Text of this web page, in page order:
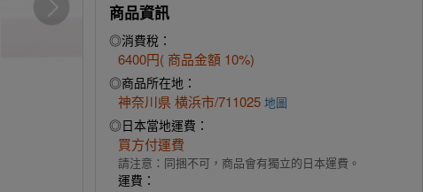
商品資訊
◎消費稅：
6400円( 商品金額 10%)
◎商品所在地：
神奈川県 横浜市/711025 地圖
◎日本當地運費：
買方付運費
請注意：同捆不可，商品會有獨立的日本運費。
運費：